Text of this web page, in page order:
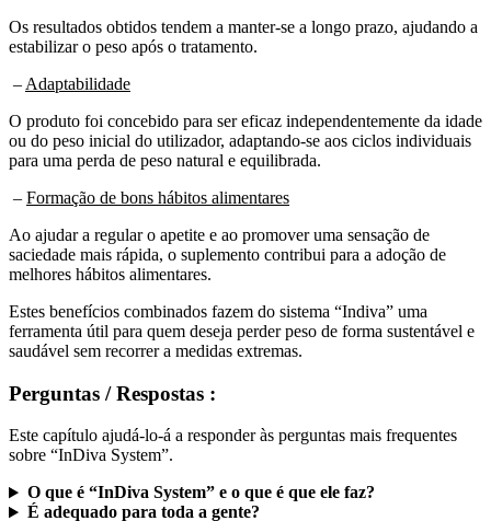
Os resultados obtidos tendem a manter-se a longo prazo, ajudando a
estabilizar o peso após o tratamento.
– Adaptabilidade
O produto foi concebido para ser eficaz independentemente da idade
ou do peso inicial do utilizador, adaptando-se aos ciclos individuais
para uma perda de peso natural e equilibrada.
– Formação de bons hábitos alimentares
Ao ajudar a regular o apetite e ao promover uma sensação de
saciedade mais rápida, o suplemento contribui para a adoção de
melhores hábitos alimentares.
Estes benefícios combinados fazem do sistema “Indiva” uma
ferramenta útil para quem deseja perder peso de forma sustentável e
saudável sem recorrer a medidas extremas.
Perguntas / Respostas :
Este capítulo ajudá-lo-á a responder às perguntas mais frequentes
sobre “InDiva System”.
O que é “InDiva System” e o que é que ele faz?
É adequado para toda a gente?